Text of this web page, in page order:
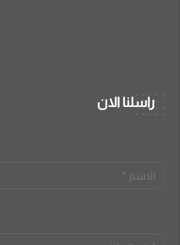
راسلنا الان